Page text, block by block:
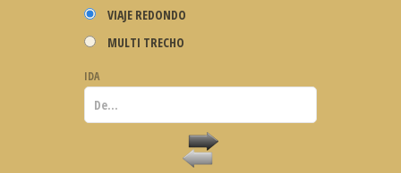
VIAJE REDONDO
MULTI TRECHO
IDA